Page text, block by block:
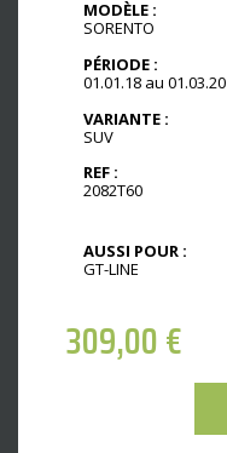
MODÈLE :
SORENTO
PÉRIODE :
01.01.18 au 01.03.20
VARIANTE :
SUV
REF :
2082T60
AUSSI POUR :
GT-LINE
309,00€